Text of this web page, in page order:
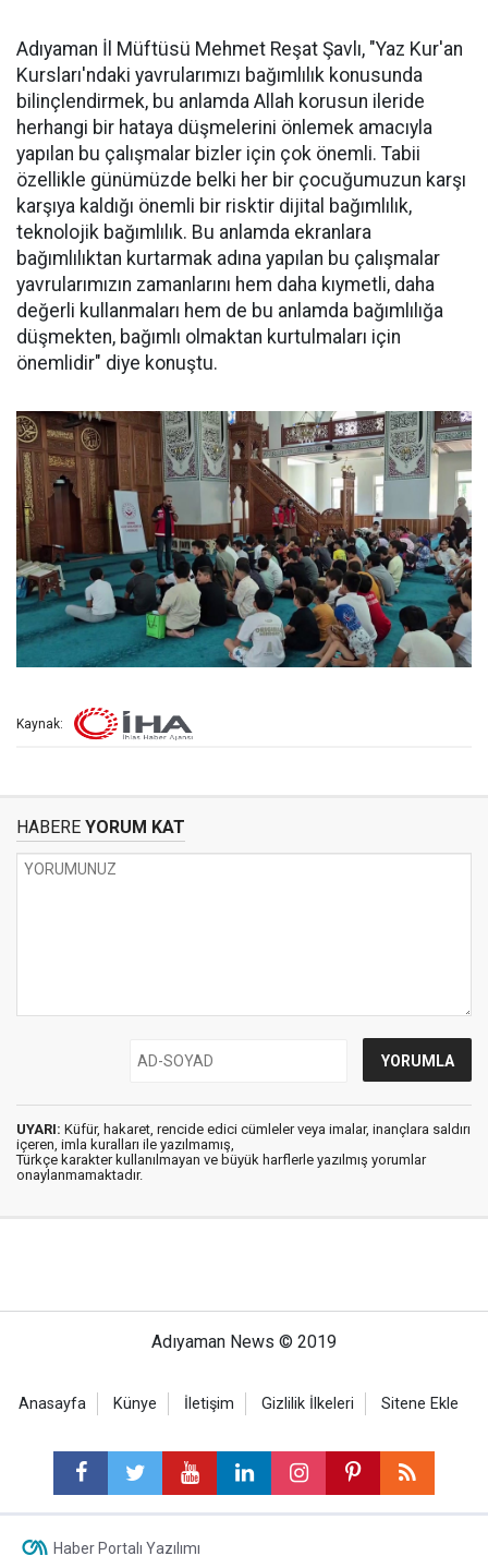
Adıyaman İl Müftüsü Mehmet Reşat Şavlı, "Yaz Kur'an
Kursları'ndaki yavrularımızı bağımlılık konusunda
bilinçlendirmek, bu anlamda Allah korusun ileride
herhangi bir hataya düşmelerini önlemek amacıyla
yapılan bu çalışmalar bizler için çok önemli. Tabii
özellikle günümüzde belki her bir çocuğumuzun karşı
karşıya kaldığı önemli bir risktir dijital bağımlılık,
teknolojik bağımlılık. Bu anlamda ekranlara
bağımlılıktan kurtarmak adına yapılan bu çalışmalar
yavrularımızın zamanlarını hem daha kıymetli, daha
değerli kullanmaları hem de bu anlamda bağımlılığa
düşmekten, bağımlı olmaktan kurtulmaları için
önemlidir" diye konuştu.
Kaynak:
HABERE YORUM KAT
UYARI: Küfür, hakaret, rencide edici cümleler veya imalar, inançlara saldırı
içeren, imla kuralları ile yazılmamış,
Türkçe karakter kullanılmayan ve büyük harflerle yazılmış yorumlar
onaylanmamaktadır.
Adıyaman News © 2019
Anasayfa Künye İletişim Gizlilik İlkeleri Sitene Ekle
Haber Portalı Yazılımı